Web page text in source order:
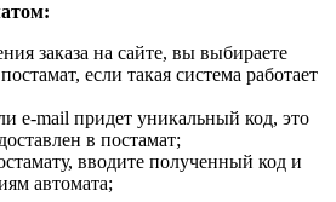
заказа на сайте, вы выбираете
если такая система работает
e-mail придет уникальный код, это
в постамат;
вводите полученный код и
автомата;